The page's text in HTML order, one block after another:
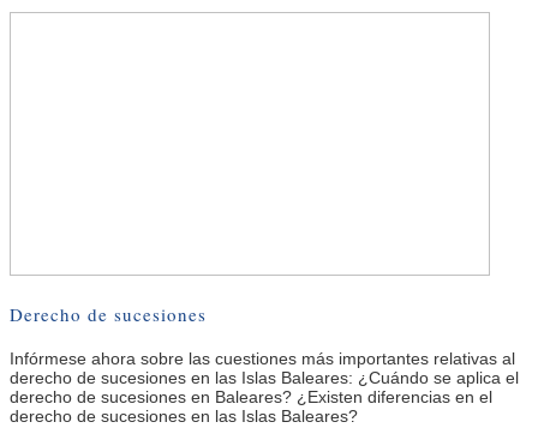
Derecho de sucesiones
Infórmese ahora sobre las cuestiones más importantes relativas al
derecho de sucesiones en las Islas Baleares: ¿Cuándo se aplica el
derecho de sucesiones en Baleares? ¿Existen diferencias en el
derecho de sucesiones en las Islas Baleares?